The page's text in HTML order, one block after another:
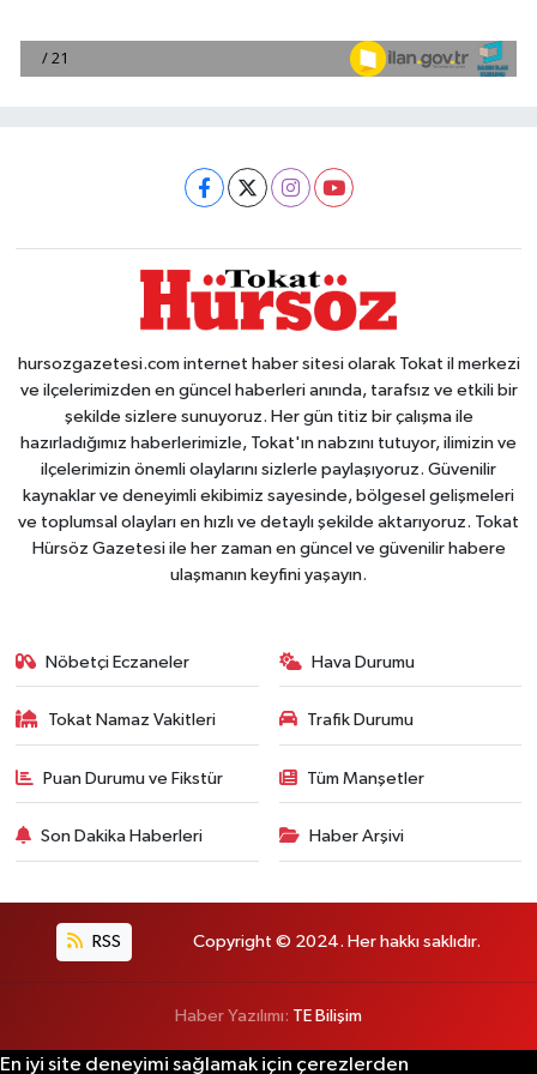
hursozgazetesi.com internet haber sitesi olarak Tokat il merkezi
ve ilçelerimizden en güncel haberleri anında, tarafsız ve etkili bir
şekilde sizlere sunuyoruz. Her gün titiz bir çalışma ile
hazırladığımız haberlerimizle, Tokat'ın nabzını tutuyor, ilimizin ve
ilçelerimizin önemli olaylarını sizlerle paylaşıyoruz. Güvenilir
kaynaklar ve deneyimli ekibimiz sayesinde, bölgesel gelişmeleri
ve toplumsal olayları en hızlı ve detaylı şekilde aktarıyoruz. Tokat
Hürsöz Gazetesi ile her zaman en güncel ve güvenilir habere
ulaşmanın keyfini yaşayın.
Nöbetçi Eczaneler Hava Durumu
Tokat Namaz Vakitleri Trafik Durumu
Puan Durumu ve Fikstür Tüm Manşetler
Son Dakika Haberleri Haber Arşivi
RSS Copyright © 2024. Her hakkı saklıdır.
Haber Yazılımı: TE Bilişim
En iyi site deneyimi sağlamak için çerezlerden